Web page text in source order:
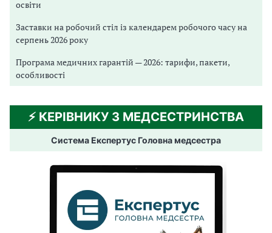
освіти
Заставки на робочий стіл із календарем робочого часу на
серпень 2026 року
Програма медичних гарантій — 2026: тарифи, пакети,
особливості
⚡️ КЕРІВНИКУ З МЕДСЕСТРИНСТВА
Система Експертус Головна медсестра